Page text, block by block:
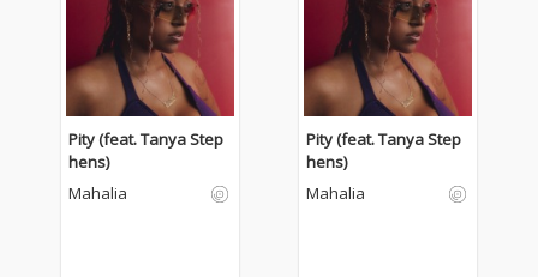
Pity (feat. Tanya Step
hens)
Mahalia
Pity (feat. Tanya Step
hens)
Mahalia